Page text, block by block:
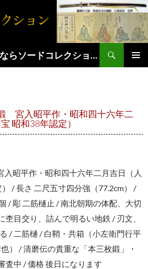
刀剣販売：刀の事ならソードコレクションへ
宮入昭平作・昭和四十六年二
昭和38年認定）
昭平作・昭和四十六年二月吉日（人
/ 長さ 二尺五寸四分強（77.2cm） /
/ 彫 二筋樋止 / 南北朝期の体配、大切
杢目交り、詰んで明るい地鉄 / 刃文、
/ 二筋樋 / 白鞘・共箱（小左衛門行平
） / 清磨伝の貴重な「本三枚鍛」・
査中 / 価格 後日になります